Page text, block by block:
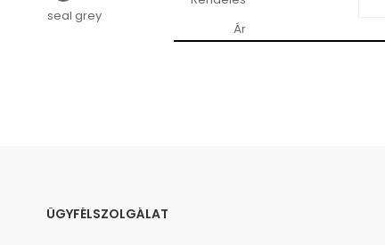
seal grey
Ár
ÜGYFÉLSZOLGÁLAT